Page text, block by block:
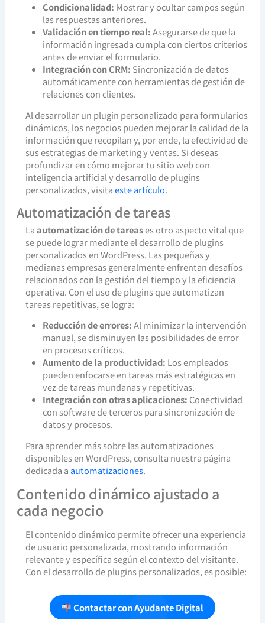
Condicionalidad: Mostrar y ocultar campos según
las respuestas anteriores.
Validación en tiempo real:Asegurarse de que la
información ingresada cumpla con ciertos criterios
antes de enviar el formulario.
Integración con CRM: Sincronización de datos
automáticamente con herramientas de gestión de
relaciones con clientes.
Al desarrollar un plugin personalizado para formularios
dinámicos, los negocios pueden mejorar la calidad de la
información que recopilan y, por ende, la efectividad de
sus estrategias de marketing y ventas. Si deseas
profundizar en cómo mejorar tu sitio web con
inteligencia artificial y desarrollo de plugins
personalizados, visitaeste artículo.
Automatización de tareas
Laautomatización de tareases otro aspecto vital que
se puede lograr mediante el desarrollo de plugins
personalizados en WordPress. Las pequeñas y
medianas empresas generalmente enfrentan desafíos
relacionados con la gestión del tiempo y la eficiencia
operativa. Con el uso de plugins que automatizan
tareas repetitivas, se logra:
Reducción de errores:Al minimizar la intervención
manual, se disminuyen las posibilidades de error
en procesos críticos.
Aumento de la productividad: Los empleados
pueden enfocarse en tareas más estratégicas en
vez de tareas mundanas y repetitivas.
Integración con otras aplicaciones: Conectividad
con software de terceros para sincronización de
datos y procesos.
Para aprender más sobre las automatizaciones
disponibles en WordPress, consulta nuestra página
dedicada a automatizaciones.
Contenido dinámico ajustado a
cada negocio
El contenido dinámico permite ofrecer una experiencia
de usuario personalizada, mostrando información
relevante y específica según el contexto del visitante.
Con el desarrollo de plugins personalizados, es posible:
Contactar con Ayudante Digital